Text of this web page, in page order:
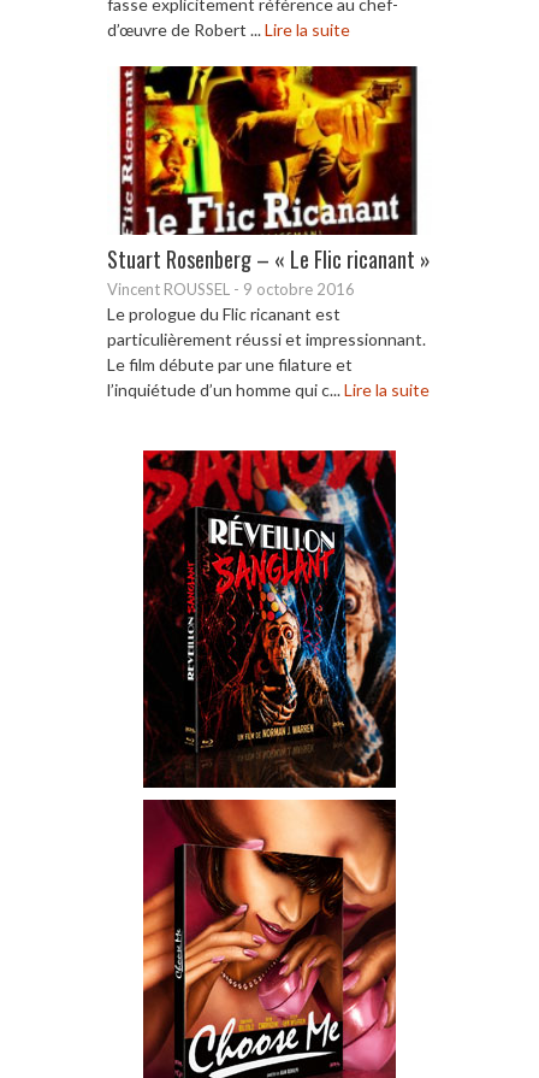
fasse explicitement référence au chef-
d’œuvre de Robert ...Lire la suite
Stuart Rosenberg – « Le Flic ricanant »
Vincent ROUSSEL - 9 octobre 2016
Le prologue du Flic ricanant est
particulièrement réussi et impressionnant.
Le film débute par une filature et
l’inquiétude d’un homme qui c...Lire la suite